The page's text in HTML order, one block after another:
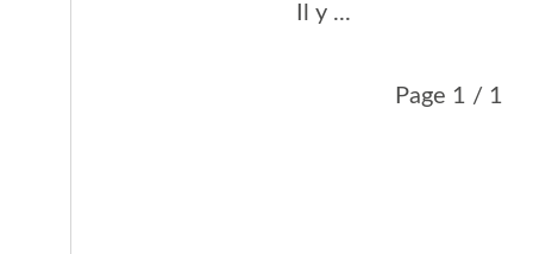
Il y ...
Page 1 / 1